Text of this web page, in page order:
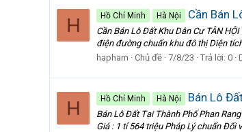
H Hồ Chí Minh Hà Nội Cần Bán
Cần Bán Lô Đất Khu Dân Cư TÂN
điện đường chuẩn khu đô thị Diện
hapham
Chủ đề 7/8/23 Trả lời: 0
H Hồ Chí Minh Hà Nội Bán Lô
Bán Lô Đất Tại Thành Phố Phan
Giá : 1 tỉ 564 triệu Pháp Lý chuẩn